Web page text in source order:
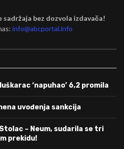
sadržaja bez dozvola izdavača!
info@abcportal.info
‘napuhao’ 6,2 promila
uvođenja sankcija
– Neum, sudarila se tri
prekidu!